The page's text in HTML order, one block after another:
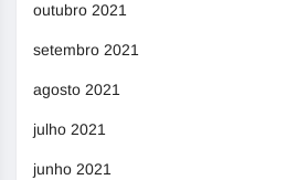
outubro 2021
setembro 2021
agosto 2021
julho 2021
junho 2021